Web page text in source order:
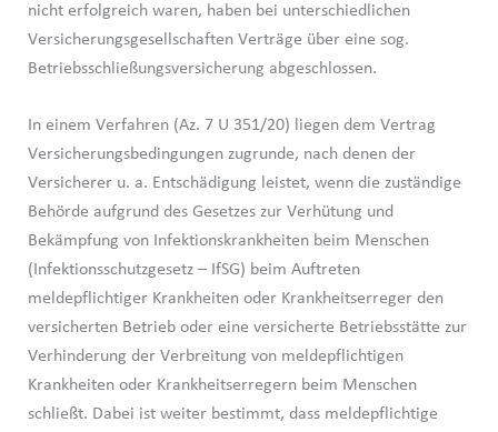
nicht erfolgreich waren, haben bei unterschiedlichen
Versicherungsgesellschaften Verträge über eine sog.
Betriebsschließungsversicherung abgeschlossen.
In einem Verfahren (Az. 7 U 351/20) liegen dem Vertrag
Versicherungsbedingungen zugrunde, nach denen der
Versicherer u. a. Entschädigung leistet, wenn die zuständige
Behörde aufgrund des Gesetzes zur Verhütung und
Bekämpfung von Infektionskrankheiten beim Menschen
(Infektionsschutzgesetz – IfSG) beim Auftreten
meldepflichtiger Krankheiten oder Krankheitserreger den
versicherten Betrieb oder eine versicherte Betriebsstätte zur
Verhinderung der Verbreitung von meldepflichtigen
Krankheiten oder Krankheitserregern beim Menschen
schließt. Dabei ist weiter bestimmt, dass meldepflichtige